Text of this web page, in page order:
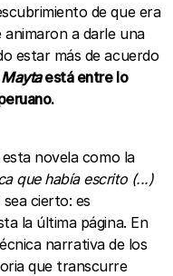
de que era
a darle una
estar más de acuerdo
está entre lo
novela como la
que había escrito (...)
cierto: es
la última página. En
narrativa de los
que transcurre